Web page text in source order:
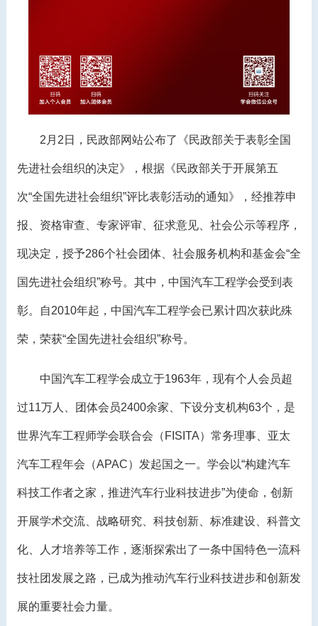
2月2日，民政部网站公布了《民政部关于表彰全国
先进社会组织的决定》，根据《民政部关于开展第五
次“全国先进社会组织”评比表彰活动的通知》，经推荐申
报、资格审查、专家评审、征求意见、社会公示等程序，
现决定，授予286个社会团体、社会服务机构和基金会“全
国先进社会组织”称号。其中，中国汽车工程学会受到表
彰。自2010年起，中国汽车工程学会已累计四次获此殊
荣，荣获“全国先进社会组织”称号。
中国汽车工程学会成立于1963年，现有个人会员超
过11万人、团体会员2400余家、下设分支机构63个，是
世界汽车工程师学会联合会（FISITA）常务理事、亚太
汽车工程年会（APAC）发起国之一。学会以“构建汽车
科技工作者之家，推进汽车行业科技进步”为使命，创新
开展学术交流、战略研究、科技创新、标准建设、科普文
化、人才培养等工作，逐渐探索出了一条中国特色一流科
技社团发展之路，已成为推动汽车行业科技进步和创新发
展的重要社会力量。